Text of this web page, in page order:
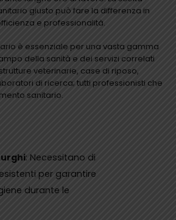
giusto può fare la differenza in
e professionalità.
è essenziale per una vasta gamma
della sanità e dei servizi correlati
veterinarie, case di riposo,
di ricerca; tutti professionisti che
sanitario.
: Necessitano di
per garantire
durante le